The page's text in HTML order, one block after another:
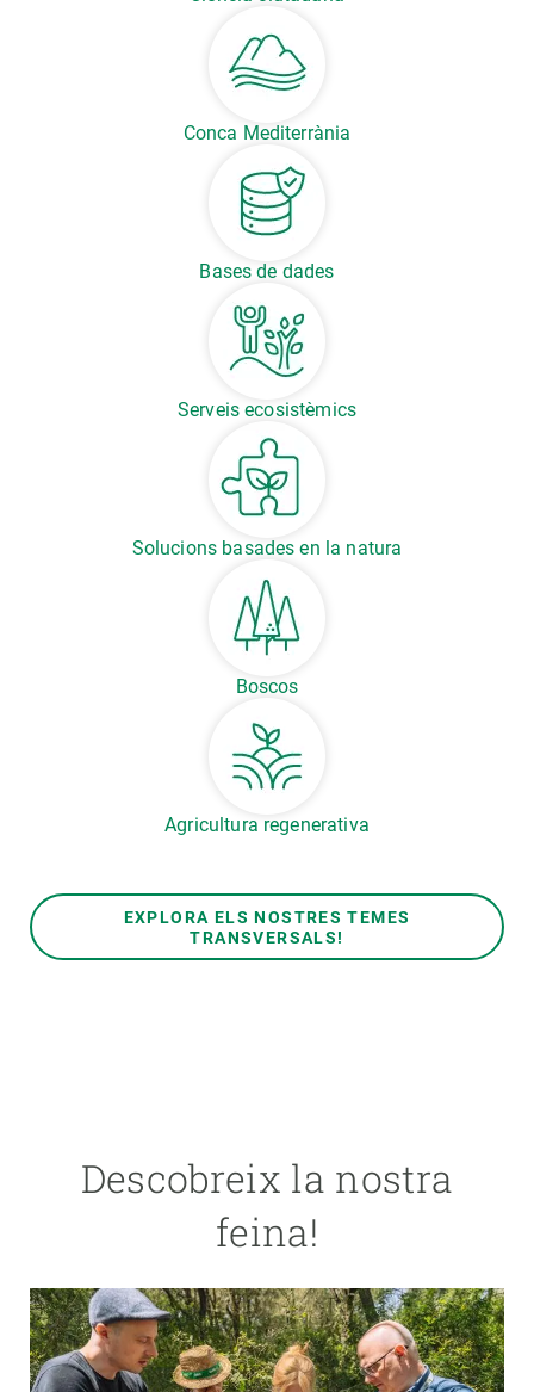
Conca Mediterrània
Bases de dades
Serveis ecosistèmics
Solucions basades en la natura
Boscos
Agricultura regenerativa
EXPLORA ELS NOSTRES TEMES
TRANSVERSALS!
Descobreix la nostra
feina!